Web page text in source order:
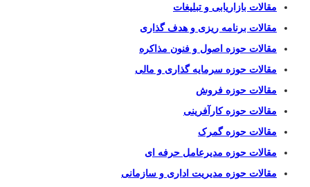
مقالات بازاریابی و تبلیغات
مقالات برنامه ریزی و هدف گذاری
مقالات حوزه اصول و فنون مذاکره
مقالات حوزه سرمایه گذاری و مالی
مقالات حوزه فروش
مقالات حوزه کارآفرینی
مقالات حوزه گمرک
مقالات حوزه مدیرعامل حرفه ای
مقالات حوزه مدیریت اداری و سازمانی